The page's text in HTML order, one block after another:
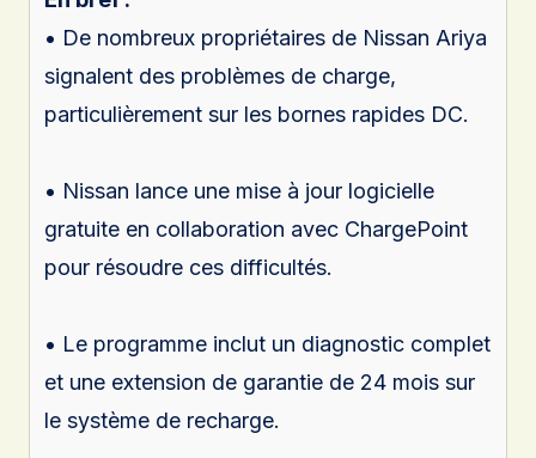
• De nombreux propriétaires de Nissan Ariya
signalent des problèmes de charge,
particulièrement sur les bornes rapides DC.
• Nissan lance une mise à jour logicielle
gratuite en collaboration avec ChargePoint
pour résoudre ces difficultés.
• Le programme inclut un diagnostic complet
et une extension de garantie de 24 mois sur
le système de recharge.